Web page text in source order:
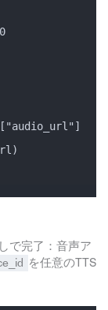
で完了：音声ア
を任意のTTS